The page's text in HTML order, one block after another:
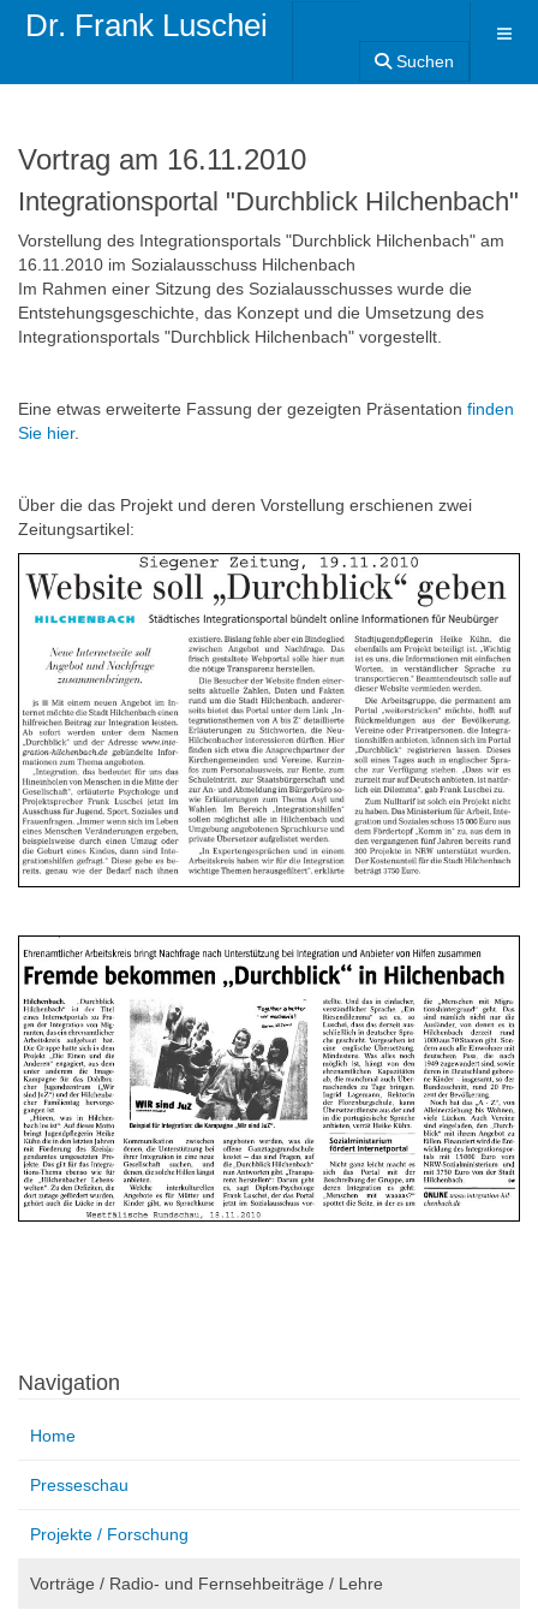
Dr. Frank Luschei
Suchen
Vortrag am 16.11.2010
Integrationsportal "Durchblick Hilchenbach"
Vorstellung des Integrationsportals "Durchblick Hilchenbach" am
16.11.2010 im Sozialausschuss Hilchenbach
Im Rahmen einer Sitzung des Sozialausschusses wurde die
Entstehungsgeschichte, das Konzept und die Umsetzung des
Integrationsportals "Durchblick Hilchenbach" vorgestellt.
Eine etwas erweiterte Fassung der gezeigten Präsentation finden
Sie hier.
Über die das Projekt und deren Vorstellung erschienen zwei
Zeitungsartikel:
Navigation
Home
Presseschau
Projekte / Forschung
Vorträge / Radio- und Fernsehbeiträge / Lehre